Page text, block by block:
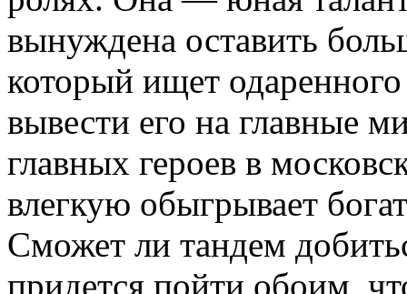
вынуждена оставить
который ищет
вывести его на главные
главных героев в
влегкую обыгрывает
Сможет ли тандем
придется пойти обоим,